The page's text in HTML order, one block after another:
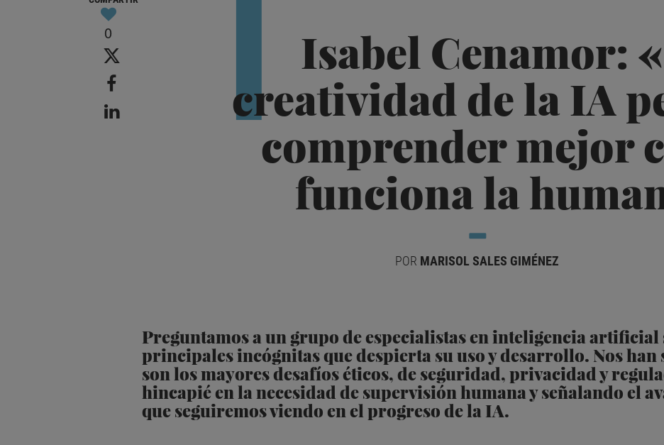
I
0
Isabel Cenamor:
creatividad de la IA
comprender mejor
funciona la
POR MARISOL SALES GIMÉNEZ
Preguntamos a un grupo de especialistas en inteligencia artificial
principales incógnitas que despierta su uso y desarrollo. Nos han
son los mayores desafíos éticos, de seguridad, privacidad y
hincapié en la necesidad de supervisión humana y señalando el
que seguiremos viendo en el progreso de la IA.